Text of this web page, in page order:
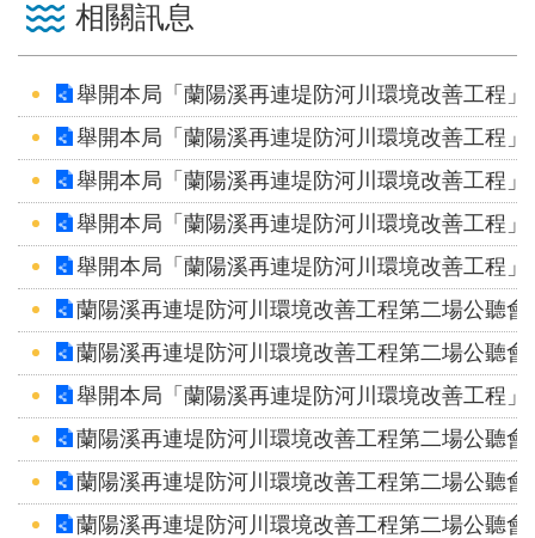
意
見
箱
常
見
問
答
政
平
臺
性
平
相關訊息
舉開本局「蘭陽溪再連堤防河川環境改善工程」
舉開本局「蘭陽溪再連堤防河川環境改善工程」
舉開本局「蘭陽溪再連堤防河川環境改善工程」
舉開本局「蘭陽溪再連堤防河川環境改善工程」
舉開本局「蘭陽溪再連堤防河川環境改善工程」
蘭陽溪再連堤防河川環境改善工程第二場公聽會
蘭陽溪再連堤防河川環境改善工程第二場公聽會
舉開本局「蘭陽溪再連堤防河川環境改善工程」
蘭陽溪再連堤防河川環境改善工程第二場公聽會
蘭陽溪再連堤防河川環境改善工程第二場公聽會
蘭陽溪再連堤防河川環境改善工程第二場公聽會